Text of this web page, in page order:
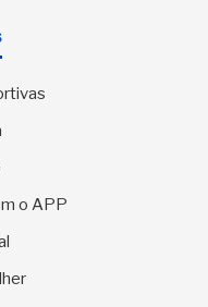
o APP